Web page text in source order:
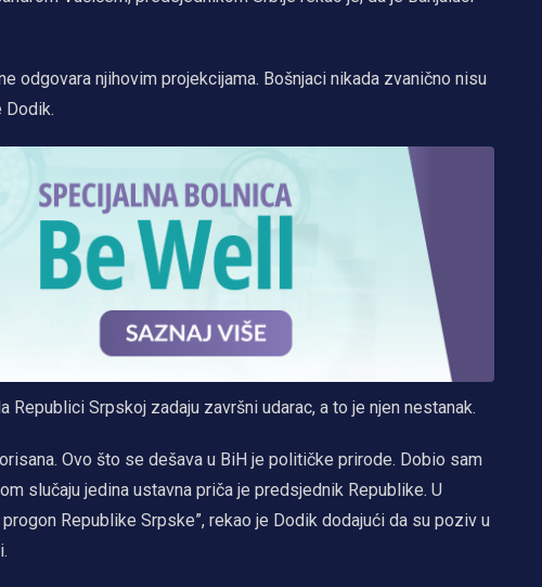
odgovara njihovim projekcijama. Bošnjaci nikada zvanično nisu
Dodik.
Srpskoj zadaju završni udarac, a to je njen nestanak.
Ovo što se dešava u BiH je političke prirode. Dobio sam
slučaju jedina ustavna priča je predsjednik Republike. U
Republike Srpske”, rekao je Dodik dodajući da su poziv u